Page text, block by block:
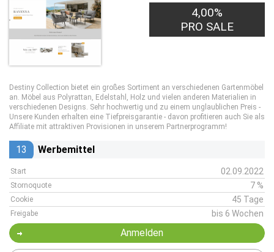
4,00%
PRO SALE
Destiny Collection bietet ein großes Sortiment an verschiedenen Gartenmöbel
an. Möbel aus Polyrattan, Edelstahl, Holz und vielen anderen Materialien in
verschiedenen Designs. Sehr hochwertig und zu einem unglaublichen Preis -
Unsere Kunden erhalten eine Tiefpreisgarantie - davon profitieren auch Sie als
Affiliate mit attraktiven Provisionen in unserem Partnerprogramm!
13 Werbemittel
Start 02.09.2022
Stornoquote 7 %
Cookie 45 Tage
Freigabe bis 6 Wochen
Anmelden